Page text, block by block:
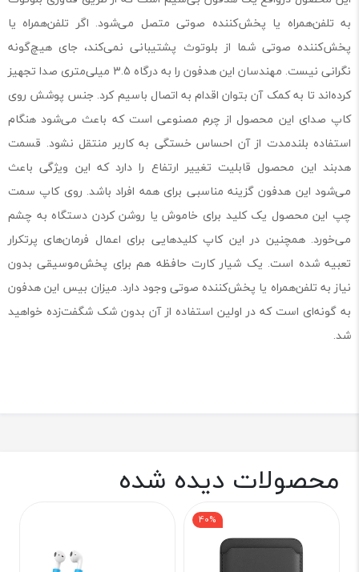
به تلفن‌همراه یا پخش‌کننده صوتی متصل می‌شود. اگر تلفن‌همراه یا
پخش‌کننده صوتی شما از بلوتوث پشتیبانی نمی‌کند، جای هیچ‌گونه
نگرانی نیست. مهندسان این هدفون را به درگاه 3.5 میلی‌متری صدا تجهیز
کرده‌اند تا به کمک آن بتوان اقدام به اتصال باسیم کرد. جنس پوشش روی
کاپ صدای این محصول از چرم مصنوعی است که باعث می‌شود هنگام
استفاده بلندمدت از آن احساس خستگی به کاربر منتقل نشود. قسمت
هدبند این محصول قابلیت تغییر ارتفاع را دارد که این ویژگی باعث
می‌شود این هدفون گزینه مناسبی برای همه افراد باشد. روی کاپ سمت
چپ این محصول یک کلید برای خاموش یا روشن کردن دستگاه به چشم
می‌خورد. همچنین در این کاپ کلیدهایی برای اعمال فرمان‌های پرتکرار
تعبیه شده است. یک شیار کارت حافظه هم برای پخش‌موسیقی بدون
نیاز به تلفن‌همراه یا پخش‌کننده صوتی وجود دارد. میزان بیس این هدفون
به گونه‌ای است که در اولین استفاده از آن بدون شک شگفت‌زده خواهید
شد.
محصولات دیده شده
40%